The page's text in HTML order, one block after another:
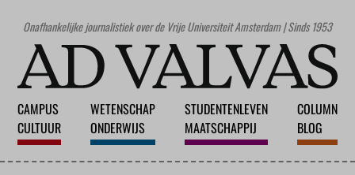
Onafhankelijke journalistiek over de Vrije Universiteit Amsterdam | Sinds 1953
CAMPUS
CULTUUR
WETENSCHAP
ONDERWIJS
STUDENTENLEVEN
MAATSCHAPPIJ
COLUMN
BLOG